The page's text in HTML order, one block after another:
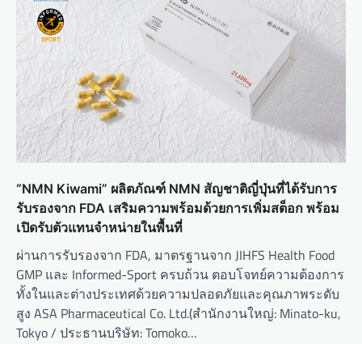
“NMN Kiwami” ผลิตภัณฑ์ NMN สัญชาติญี่ปุ่นที่ได้รับการ
รับรองจาก FDA เสริมความพร้อมด้วยการเพิ่มสต็อก พร้อม
เปิดรับตัวแทนจำหน่ายในพื้นที่
ผ่านการรับรองจาก FDA, มาตรฐานจาก JIHFS Health Food
GMP และ Informed-Sport ครบถ้วน ตอบโจทย์ความต้องการ
ทั้งในและต่างประเทศด้วยความปลอดภัยและคุณภาพระดับ
สูง ASA Pharmaceutical Co. Ltd.(สำนักงานใหญ่: Minato-ku,
Tokyo / ประธานบริษัท: Tomoko…